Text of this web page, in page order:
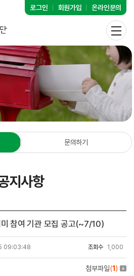
로그인 회원가입 온라인문의
문의하기
지사항
참여 기관 모집 공고(~7/10)
09:03:48 조회수 1,000
첨부파일(1 )